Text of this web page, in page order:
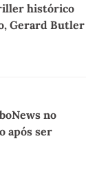
histórico
Gerard Butler
no
após ser